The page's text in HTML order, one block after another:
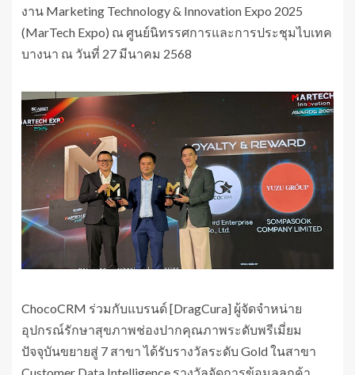
งาน Marketing Technology & Innovation Expo 2025
(MarTech Expo) ณ ศูนย์นิทรรศการและการประชุมไบเทค
บางนา ณ วันที่ 27 มีนาคม 2568
ChocoCRM ร่วมกับแบรนด์ [DragCura] ผู้จัดจำหน่าย
อุปกรณ์รักษาสุขภาพช่องปากคุณภาพระดับพรีเมี่ยม
ปัจจุบันขยายสู่ 7 สาขา ได้รับรางวัลระดับ Gold ในสาขา
Customer Data Intelligence รางวัลจัดการข้อมูลลูกค้า